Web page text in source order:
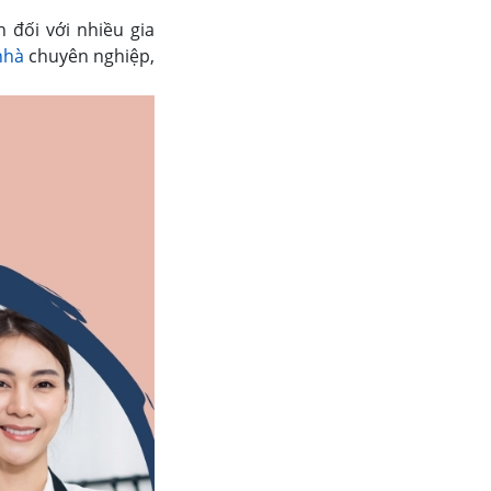
với nhiều gia
chuyên nghiệp,